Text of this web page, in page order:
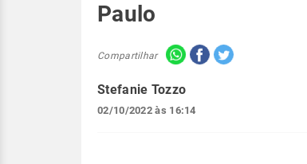
Paulo
Compartilhar
Stefanie Tozzo
02/10/2022 às 16:14